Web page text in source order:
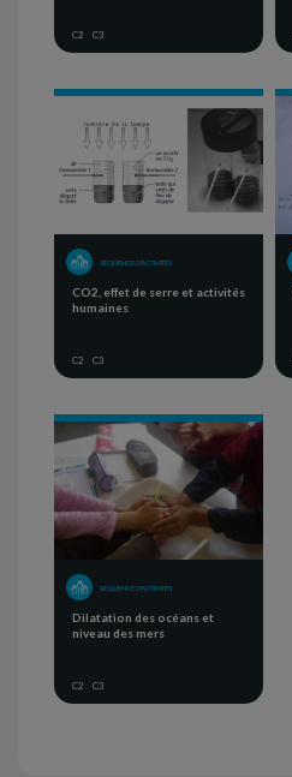
C2 C3
SÉQUENCE D'ACTIVITÉS
CO2, effet de serre et activités
humaines
C2 C3
SÉQUENCE D'ACTIVITÉS
Dilatation des océans et
niveau des mers
C2 C3